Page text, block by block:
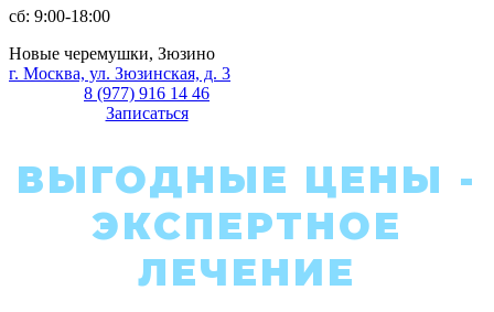
сб: 9:00-18:00
Новые черемушки, Зюзино
г. Москва, ул. Зюзинская, д. 3
8 (977) 916 14 46
Записаться
ВЫГОДНЫЕ ЦЕНЫ -
ЭКСПЕРТНОЕ
ЛЕЧЕНИЕ